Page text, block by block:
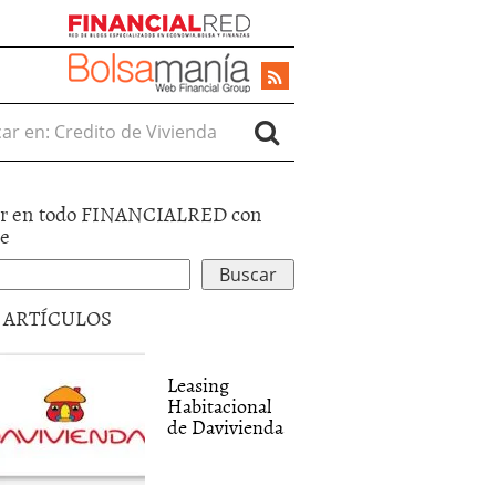
en:
en todo FINANCIALRED con
ARTÍCULOS
Leasing
Habitacional
de Davivienda